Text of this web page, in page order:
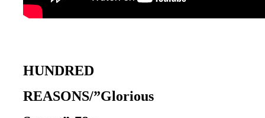
HUNDRED
REASONS/”Glorious